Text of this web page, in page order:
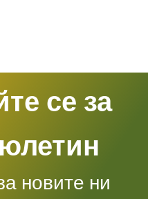
се за
новите ни